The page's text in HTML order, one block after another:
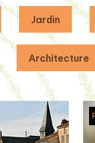
Jardin
Architecture